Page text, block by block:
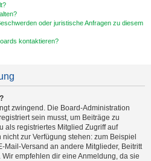
oder juristische Anfragen zu diesem
kontaktieren?
zwingend. Die Board-Administration
sein musst, um Beiträge zu
als registriertes Mitglied Zugriff auf
zur Verfügung stehen: zum Beispiel
Mail-Versand an andere Mitglieder, Beitritt
empfehlen dir eine Anmeldung, da sie